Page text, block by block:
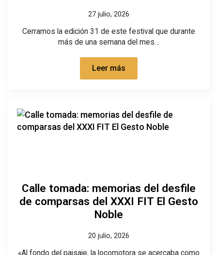
27 julio, 2026
Cerramos la edición 31 de este festival que durante
más de una semana del mes…
Leer más
Calle tomada: memorias del desfile
de comparsas del XXXI FIT El Gesto
Noble
20 julio, 2026
«Al fondo del paisaje, la locomotora se acercaba como